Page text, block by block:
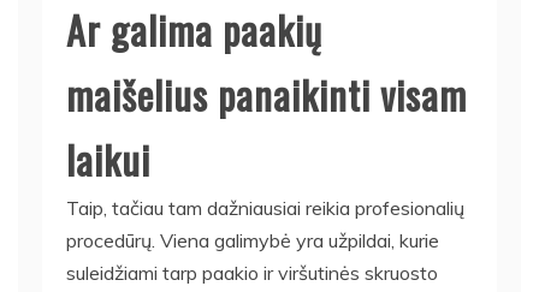
Ar galima paakių
maišelius panaikinti visam
laikui
Taip, tačiau tam dažniausiai reikia profesionalių
procedūrų. Viena galimybė yra užpildai, kurie
suleidžiami tarp paakio ir viršutinės skruosto